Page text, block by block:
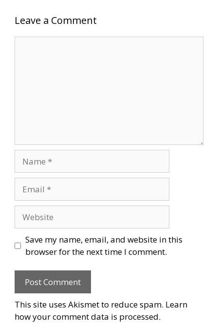
Leave a Comment
Save my name, email, and website in this
browser for the next time I comment.
This site uses Akismet to reduce spam. Learn
how your comment data is processed.